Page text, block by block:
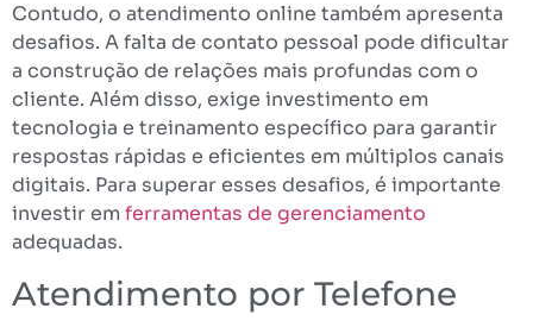
Contudo, o atendimento online também apresenta
desafios. A falta de contato pessoal pode dificultar
a construção de relações mais profundas com o
cliente. Além disso, exige investimento em
tecnologia e treinamento específico para garantir
respostas rápidas e eficientes em múltiplos canais
digitais. Para superar esses desafios, é importante
investir emferramentas de gerenciamento
adequadas.
Atendimento por Telefone